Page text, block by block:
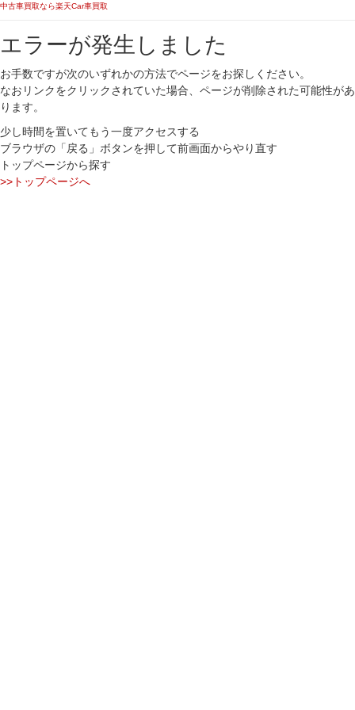
中古車買取なら楽天Car車買取
エラーが発生しました
お手数ですが次のいずれかの方法でページをお探しください。
なおリンクをクリックされていた場合、ページが削除された可能性があ
ります。
少し時間を置いてもう一度アクセスする
ブラウザの「戻る」ボタンを押して前画面からやり直す
トップページから探す
>>トップページへ